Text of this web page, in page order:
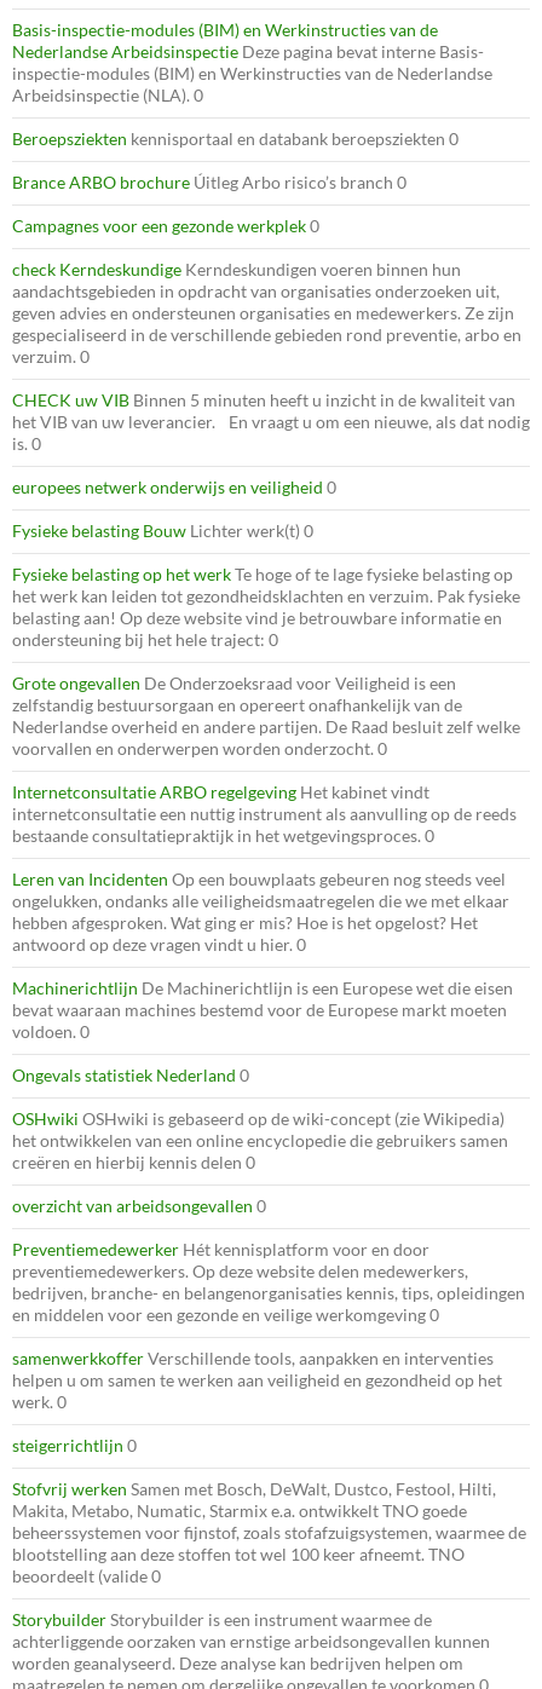
Basis-inspectie-modules (BIM) en Werkinstructies van de
Nederlandse Arbeidsinspectie Deze pagina bevat interne Basis-
inspectie-modules (BIM) en Werkinstructies van de Nederlandse
Arbeidsinspectie (NLA). 0
Beroepsziekten kennisportaal en databank beroepsziekten 0
Brance ARBO brochure Úitleg Arbo risico’s branch 0
Campagnes voor een gezonde werkplek0
check Kerndeskundige Kerndeskundigen voeren binnen hun
aandachtsgebieden in opdracht van organisaties onderzoeken uit,
geven advies en ondersteunen organisaties en medewerkers. Ze zijn
gespecialiseerd in de verschillende gebieden rond preventie, arbo en
verzuim. 0
CHECK uw VIB Binnen 5 minuten heeft u inzicht in de kwaliteit van
het VIB van uw leverancier. En vraagt u om een nieuwe, als dat nodig
is. 0
europees netwerk onderwijs en veiligheid 0
Fysieke belasting Bouw Lichter werk(t) 0
Fysieke belasting op het werkTe hoge of te lage fysieke belasting op
het werk kan leiden tot gezondheidsklachten en verzuim. Pak fysieke
belasting aan! Op deze website vind je betrouwbare informatie en
ondersteuning bij het hele traject: 0
Grote ongevallen De Onderzoeksraad voor Veiligheid is een
zelfstandig bestuursorgaan en opereert onafhankelijk van de
Nederlandse overheid en andere partijen. De Raad besluit zelf welke
voorvallen en onderwerpen worden onderzocht. 0
Internetconsultatie ARBO regelgeving Het kabinet vindt
internetconsultatie een nuttig instrument als aanvulling op de reeds
bestaande consultatiepraktijk in het wetgevingsproces. 0
Leren van Incidenten Op een bouwplaats gebeuren nog steeds veel
ongelukken, ondanks alle veiligheidsmaatregelen die we met elkaar
hebben afgesproken. Wat ging er mis? Hoe is het opgelost? Het
antwoord op deze vragen vindt u hier. 0
Machinerichtlijn De Machinerichtlijn is een Europese wet die eisen
bevat waaraan machines bestemd voor de Europese markt moeten
voldoen. 0
Ongevals statistiek Nederland 0
OSHwiki OSHwiki is gebaseerd op de wiki-concept (zie Wikipedia)
het ontwikkelen van een online encyclopedie die gebruikers samen
creëren en hierbij kennis delen 0
overzicht van arbeidsongevallen 0
Preventiemedewerker Hét kennisplatform voor en door
preventiemedewerkers. Op deze website delen medewerkers,
bedrijven, branche- en belangenorganisaties kennis, tips, opleidingen
en middelen voor een gezonde en veilige werkomgeving 0
samenwerkkofferVerschillende tools, aanpakken en interventies
helpen u om samen te werken aan veiligheid en gezondheid op het
werk. 0
steigerrichtlijn 0
Stofvrij werken Samen met Bosch, DeWalt, Dustco, Festool, Hilti,
Makita, Metabo, Numatic, Starmix e.a. ontwikkelt TNO goede
beheerssystemen voor fijnstof, zoals stofafzuigsystemen, waarmee de
blootstelling aan deze stoffen tot wel 100 keer afneemt. TNO
beoordeelt (valide 0
StorybuilderStorybuilder is een instrument waarmee de
achterliggende oorzaken van ernstige arbeidsongevallen kunnen
worden geanalyseerd. Deze analyse kan bedrijven helpen om
maatregelen te nemen om dergelijke ongevallen te voorkomen 0